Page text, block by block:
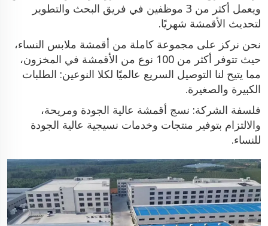
ويعمل أكثر من 3 موظفين في فريق البحث والتطوير
لتحديث الأقمشة شهريًا.
نحن نركز على مجموعة كاملة من أقمشة ملابس النساء،
حيث تتوفر أكثر من 100 نوع من الأقمشة في المخزون،
مما يتيح لنا التوصيل السريع عالميًا لكلا النوعين: الطلبات
الكبيرة والصغيرة.
فلسفة الشركة: نسج أقمشة عالية الجودة ومريحة،
والالتزام بتوفير منتجات وخدمات نسيجية عالية الجودة
للنساء.